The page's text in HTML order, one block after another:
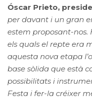
Óscar Prieto,
per davant i un gran
estem proposant-nos.
els quals el repte era
aquesta nova etapa
base sòlida que està
possibilitats i
Festa i fer-la créixer